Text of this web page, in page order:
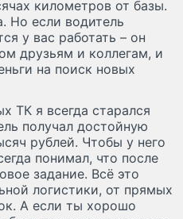
километров от базы.
Но если водитель
у вас работать – он
друзьям и коллегам, и
на поиск новых
ТК я всегда старался
получал достойную
рублей. Чтобы у него
понимал, что после
задание. Всё это
логистики, от прямых
А если ты хорошо